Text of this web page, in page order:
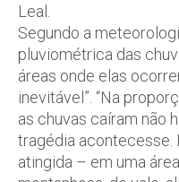
Leal.
Segundo a
pluviométrica das
áreas onde elas
inevitável”. “Na
as chuvas caíram não
tragédia acontecesse.
atingida – em uma